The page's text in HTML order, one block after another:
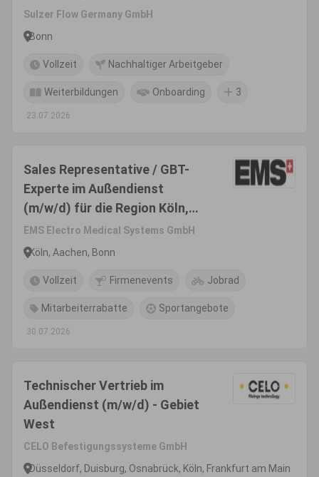
Sulzer Flow Germany GmbH
Bonn
Vollzeit Nachhaltiger Arbeitgeber
Weiterbildungen Onboarding 3
23.07.2026
Sales Representative / GBT-
Experte im Außendienst
(m/w/d) für die Region Köln,
Bonn, Aachen -
Produktsegment Dental
EMS Electro Medical Systems GmbH
Köln, Aachen, Bonn
Vollzeit Firmenevents Jobrad
Mitarbeiterrabatte Sportangebote
30.07.2026
Technischer Vertrieb im
Außendienst (m/w/d) - Gebiet
West
CELO Befestigungssysteme GmbH
Düsseldorf, Duisburg, Osnabrück, Köln, Frankfurt am Main